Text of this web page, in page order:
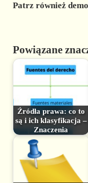
Patrz również
Powiązane
Źródła prawa: co to
są i ich klasyfikacja –
Znaczenia